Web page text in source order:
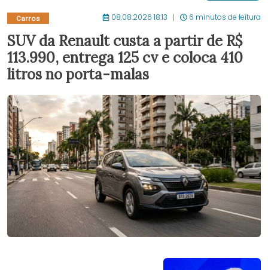
Carros 08.08.2026 18:13 6 minutos de leitura
SUV da Renault custa a partir de R$
113.990, entrega 125 cv e coloca 410
litros no porta-malas